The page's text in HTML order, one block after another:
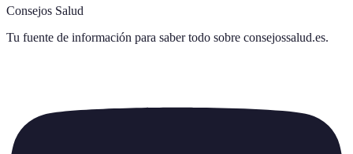
Consejos Salud
Tu fuente de información para saber todo sobre consejossalud.es.